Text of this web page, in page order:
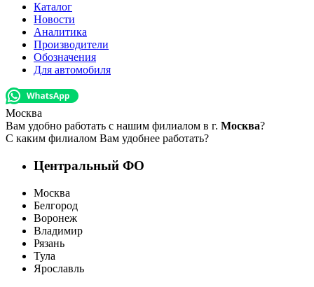
Каталог
Новости
Аналитика
Производители
Обозначения
Для автомобиля
Москва
Вам удобно работать с нашим филиалом в г. Москва?
С каким филиалом Вам удобнее работать?
Центральный ФО
Москва
Белгород
Воронеж
Владимир
Рязань
Тула
Ярославль